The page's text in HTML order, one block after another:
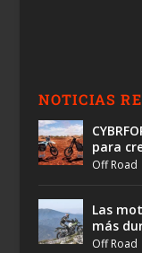
NOTICIAS
para
Off Road
Las
más
Off Road